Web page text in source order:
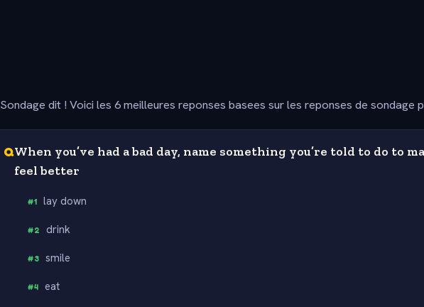
Sondage dit ! Voici les 6 meilleures reponses basees sur les reponses de sondage
QWhen you’ve had a bad day, name something you’re told to do to
feel better
#1 lay down
#2 drink
#3 smile
#4 eat